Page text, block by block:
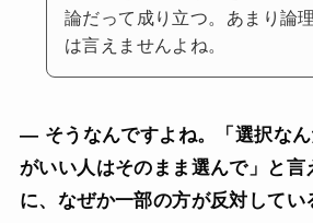
論だって成り立つ。あまり論
は言えませんよね。
— そうなんですよね。「選択なん
がいい人はそのまま選んで」と言
に、なぜか一部の方が反対してい